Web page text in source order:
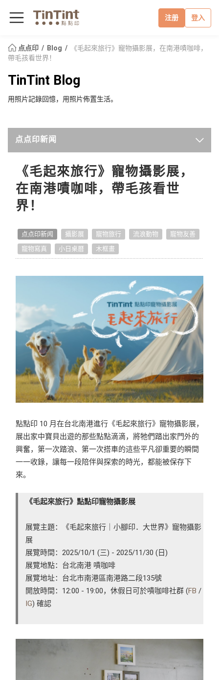
注册 登入
点点印 Blog
《毛起來旅行》寵物攝影展，在南港嘖咖啡，
帶毛孩看世界！
TinTint Blog
用照片記錄回憶，用照片佈置生活。
点点印新闻
最新
点点手作小教室
点点开箱
好作品推荐
生活提案
编辑小技巧
独家专访
好书店专访
《毛起來旅行》寵物攝影展，
在南港嘖咖啡，帶毛孩看世
界！
点点印新闻 攝影展 寵物旅行 流浪動物
寵物友善
寵物寫真
小日桌曆 木框畫
點點印 10 月在台北南港進行《毛起來旅行》寵物攝影展，
展出家中寶貝出遊的那些點點滴滴，將牠們踏出家門外的
興奮，第一次踏浪、第一次搭車的這些平凡卻重要的瞬間
一一收錄，讓每一段陪伴與探索的時光，都能被保存下
來。
《毛起來旅行》點點印寵物攝影展
展覽主題：《毛起來旅行｜小腳印．大世界》寵物攝影
展
展覽時間：2025/10/1 (三) - 2025/11/30 (日)
展覽地點：台北南港 嘖咖啡
展覽地址：台北市南港區南港路二段135號
開放時間：12:00 - 19:00，休假日可於嘖咖啡社群 (FB /
IG) 確認